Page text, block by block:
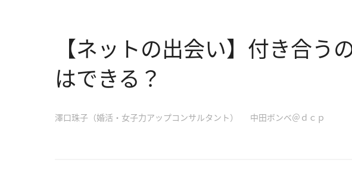
【ネットの出会い】付き合
はできる？
澤口珠子（婚活・女子力アップコンサルタント） 中田ボンベ＠ｄｃｐ